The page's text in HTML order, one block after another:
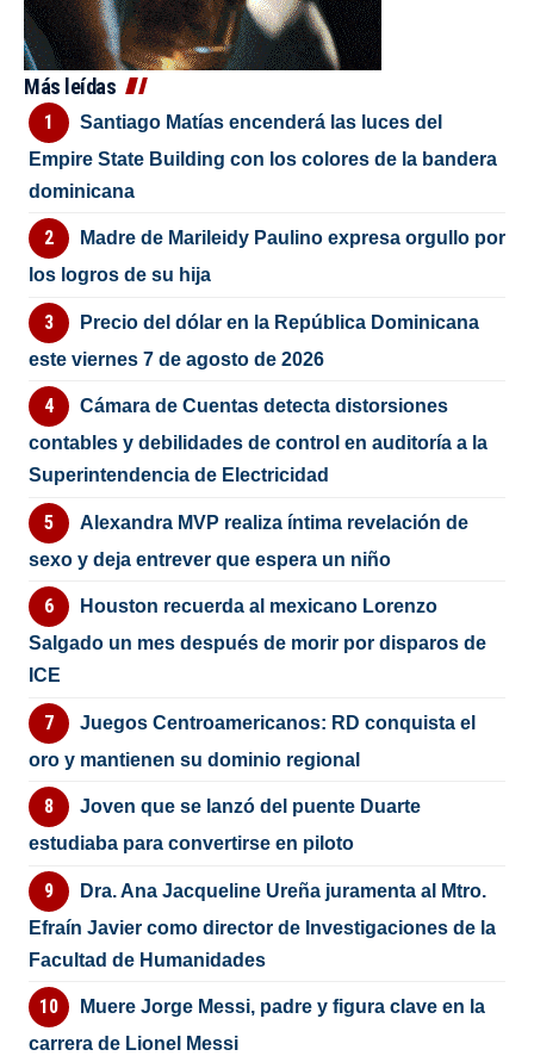
Más leídas
Santiago Matías encenderá las luces del
Empire State Building con los colores de la bandera
dominicana
Madre de Marileidy Paulino expresa orgullo por
los logros de su hija
Precio del dólar en la República Dominicana
este viernes 7 de agosto de 2026
Cámara de Cuentas detecta distorsiones
contables y debilidades de control en auditoría a la
Superintendencia de Electricidad
Alexandra MVP realiza íntima revelación de
sexo y deja entrever que espera un niño
Houston recuerda al mexicano Lorenzo
Salgado un mes después de morir por disparos de
ICE
Juegos Centroamericanos: RD conquista el
oro y mantienen su dominio regional
Joven que se lanzó del puente Duarte
estudiaba para convertirse en piloto
Dra. Ana Jacqueline Ureña juramenta al Mtro.
Efraín Javier como director de Investigaciones de la
Facultad de Humanidades
Muere Jorge Messi, padre y figura clave en la
carrera de Lionel Messi